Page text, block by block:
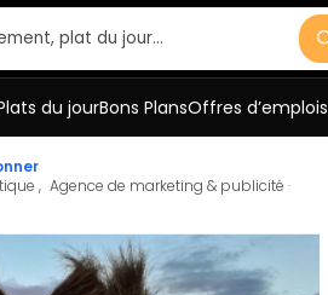
plat du jour…
du jourBons PlansOffres d’emplois
Agence de marketing & publicité